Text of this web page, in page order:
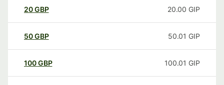
20GBP 20.00 GIP
50GBP 50.01 GIP
100GBP 100.01 GIP